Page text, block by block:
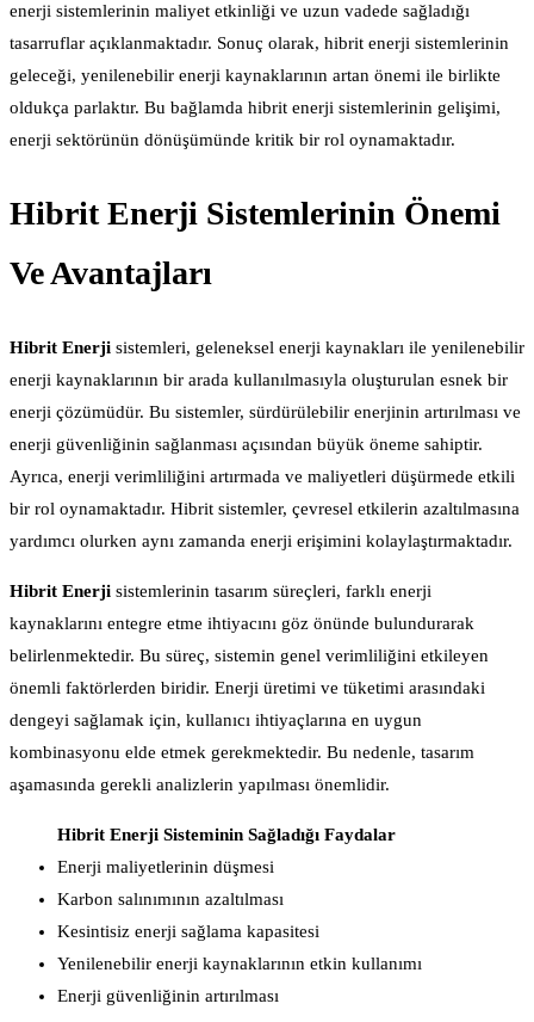
enerji sistemlerinin maliyet etkinliği ve uzun vadede sağladığı
tasarruflar açıklanmaktadır. Sonuç olarak, hibrit enerji sistemlerinin
geleceği, yenilenebilir enerji kaynaklarının artan önemi ile birlikte
oldukça parlaktır. Bu bağlamda hibrit enerji sistemlerinin gelişimi,
enerji sektörünün dönüşümünde kritik bir rol oynamaktadır.
Hibrit Enerji Sistemlerinin Önemi
Ve Avantajları
Hibrit Enerji sistemleri, geleneksel enerji kaynakları ile yenilenebilir
enerji kaynaklarının bir arada kullanılmasıyla oluşturulan esnek bir
enerji çözümüdür. Bu sistemler, sürdürülebilir enerjinin artırılması ve
enerji güvenliğinin sağlanması açısından büyük öneme sahiptir.
Ayrıca, enerji verimliliğini artırmada ve maliyetleri düşürmede etkili
bir rol oynamaktadır. Hibrit sistemler, çevresel etkilerin azaltılmasına
yardımcı olurken aynı zamanda enerji erişimini kolaylaştırmaktadır.
Hibrit Enerji sistemlerinin tasarım süreçleri, farklı enerji
kaynaklarını entegre etme ihtiyacını göz önünde bulundurarak
belirlenmektedir. Bu süreç, sistemin genel verimliliğini etkileyen
önemli faktörlerden biridir. Enerji üretimi ve tüketimi arasındaki
dengeyi sağlamak için, kullanıcı ihtiyaçlarına en uygun
kombinasyonu elde etmek gerekmektedir. Bu nedenle, tasarım
aşamasında gerekli analizlerin yapılması önemlidir.
Hibrit Enerji Sisteminin Sağladığı Faydalar
Enerji maliyetlerinin düşmesi
Karbon salınımının azaltılması
Kesintisiz enerji sağlama kapasitesi
Yenilenebilir enerji kaynaklarının etkin kullanımı
Enerji güvenliğinin artırılması